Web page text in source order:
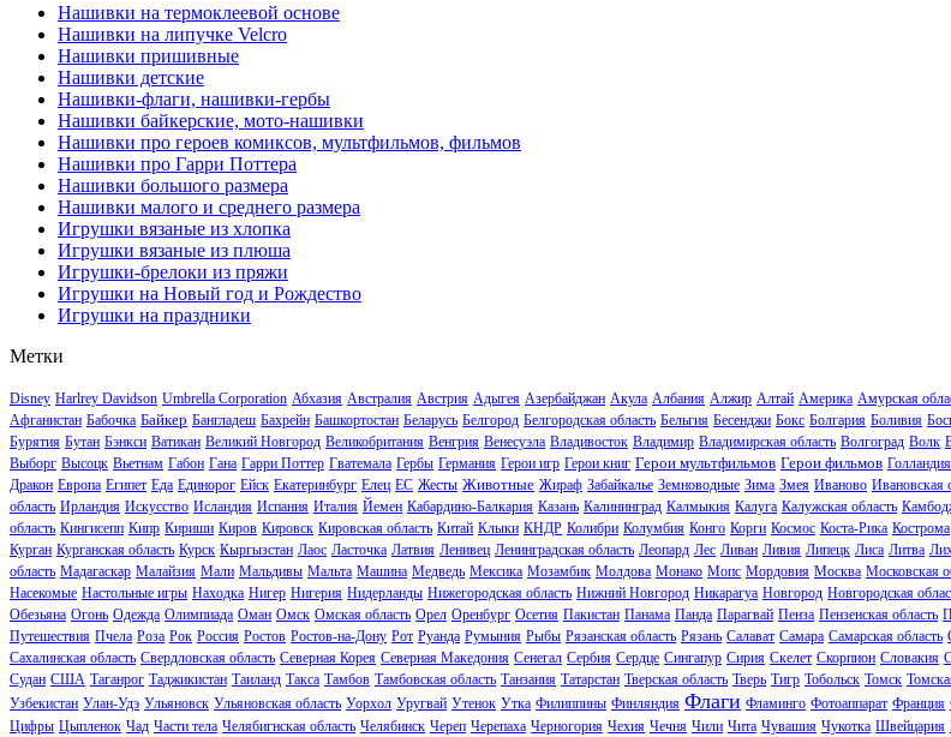
Нашивки на термоклеевой основе
Нашивки на липучке Velcro
Нашивки пришивные
Нашивки детские
Нашивки-флаги, нашивки-гербы
Нашивки байкерские, мото-нашивки
Нашивки про героев комиксов, мультфильмов, фильмов
Нашивки про Гарри Поттера
Нашивки большого размера
Нашивки малого и среднего размера
Игрушки вязаные из хлопка
Игрушки вязаные из плюша
Игрушки-брелоки из пряжи
Игрушки на Новый год и Рождество
Игрушки на праздники
Метки
Disney Harlrey Davidson Umbrella Corporation Абхазия Австралия Австрия Адыгея Азербайджан Акула Албания Алжир Алтай Америка Амурская
Афганистан Бабочка Байкер Бангладеш Бахрейн Башкортостан Беларусь Белгород Белгородская область Бельгия Бесенджи Бокс Болгария Боливия
Бурятия Бутан Бэнкси Ватикан Великий Новгород Великобритания Венгрия Венесуэла Владивосток Владимир Владимирская область Волгоград Волк
Выборг Высоцк Вьетнам Габон Гана Гарри Поттер Гватемала Гербы Германия Герои игр Герои книг Герои мультфильмов Герои фильмов Голландия
Дракон Европа Египет Еда Единорог Ейск Екатеринбург Елец ЕС Жесты Животные Жираф Забайкалье Земноводные Зима Змея Иваново Ивановская
область Ирландия Искусство Исландия Испания Италия Йемен Кабардино-Балкария Казань Калининград Калмыкия Калуга Калужская область
область Кингисепп Кипр Кириши Киров Кировск Кировская область Китай Клыки КНДР Колибри Колумбия Конго Корги Космос Коста-Рика Кострома
Курган Курганская область Курск Кыргызстан Лаос Ласточка Латвия Ленивец Ленинградская область Леопард Лес Ливан Ливия Липецк Лиса Литва
область Мадагаскар Малайзия Мали Мальдивы Мальта Машина Медведь Мексика Мозамбик Молдова Монако Мопс Мордовия Москва Московская
Насекомые Настольные игры Находка Нигер Нигерия Нидерланды Нижегородская область Нижний Новгород Никарагуа Новгород Новгородская
Обезьяна Огонь Одежда Олимпиада Оман Омск Омская область Орел Оренбург Осетия Пакистан Панама Панда Парагвай Пенза Пензенская область
Путешествия Пчела Роза Рок Россия Ростов Ростов-на-Дону Рот Руанда Румыния Рыбы Рязанская область Рязань Салават Самара Самарская область
Сахалинская область Свердловская область Северная Корея Северная Македония Сенегал Сербия Сердце Сингапур Сирия Скелет Скорпион Словакия
Судан США Таганрог Таджикистан Таиланд Такса Тамбов Тамбовская область Танзания Татарстан Тверская область Тверь Тигр Тобольск Томск
Узбекистан Улан-Удэ Ульяновск Ульяновская область Уорхол Уругвай Утенок Утка Филиппины Финляндия Флаги Фламинго Фотоаппарат Франция
Цифры Цыпленок Чад Части тела Челябигнская область Челябинск Череп Черепаха Черногория Чехия Чечня Чили Чита Чувашия Чукотка Швейцария